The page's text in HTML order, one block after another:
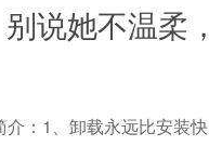
说她不温柔
：1、卸载永远比安装